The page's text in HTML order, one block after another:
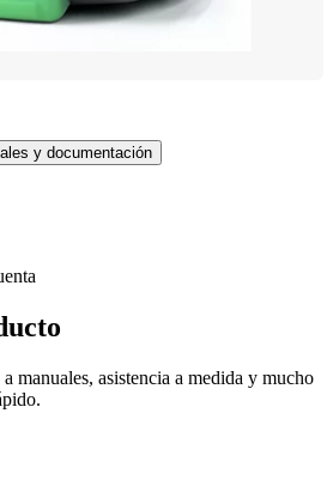
y documentación
manuales, asistencia a medida y mucho